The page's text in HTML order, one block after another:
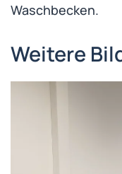
Waschbecken.
Weitere